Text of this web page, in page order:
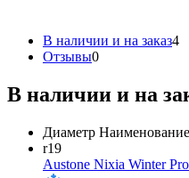
В наличии и на заказ4
Отзывы0
В наличии и на
Диаметр Наименование
r19
Austone Nixia Winter